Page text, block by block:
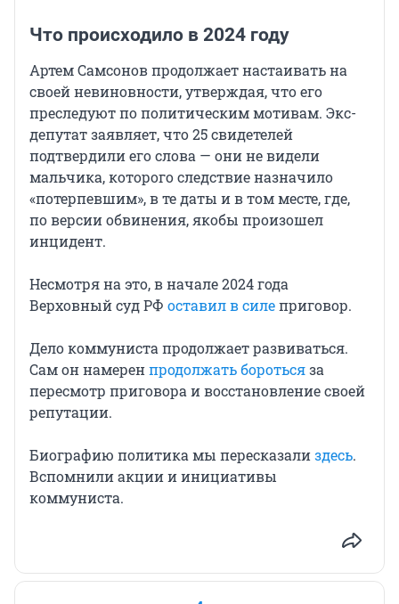
Что происходило в 2024 году
Артем Самсонов продолжает настаивать на
своей невиновности, утверждая, что его
преследуют по политическим мотивам. Экс-
депутат заявляет, что 25 свидетелей
подтвердили его слова — они не видели
мальчика, которого следствие назначило
«потерпевшим», в те даты и в том месте, где,
по версии обвинения, якобы произошел
инцидент.
Несмотря на это, в начале 2024 года
Верховный суд РФ оставил в силеприговор.
Дело коммуниста продолжает развиваться.
Сам он намеренпродолжать боротьсяза
пересмотр приговора и восстановление своей
репутации.
Биографию политика мы пересказализдесь.
Вспомнили акции и инициативы
коммуниста.